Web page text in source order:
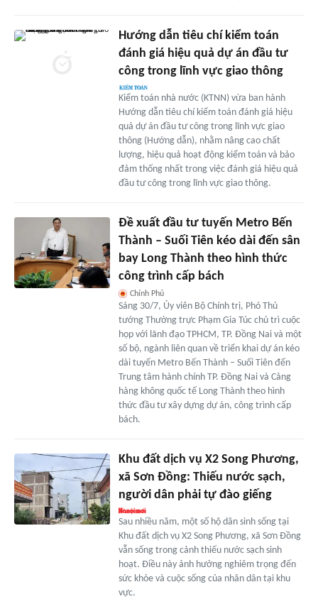
Hướng dẫn tiêu chí kiểm toán
đánh giá hiệu quả dự án đầu tư
công trong lĩnh vực giao thông
Kiểm toán nhà nước (KTNN) vừa ban hành
Hướng dẫn tiêu chí kiểm toán đánh giá hiệu
quả dự án đầu tư công trong lĩnh vực giao
thông (Hướng dẫn), nhằm nâng cao chất
lượng, hiệu quả hoạt động kiểm toán và bảo
đảm thống nhất trong việc đánh giá hiệu quả
đầu tư công trong lĩnh vực giao thông.
Đề xuất đầu tư tuyến Metro Bến
Thành – Suối Tiên kéo dài đến sân
bay Long Thành theo hình thức
công trình cấp bách
Chính Phủ
Sáng 30/7, Ủy viên Bộ Chính trị, Phó Thủ
tướng Thường trực Phạm Gia Túc chủ trì cuộc
họp với lãnh đạo TPHCM, TP. Đồng Nai và một
số bộ, ngành liên quan về triển khai dự án kéo
dài tuyến Metro Bến Thành – Suối Tiên đến
Trung tâm hành chính TP. Đồng Nai và Cảng
hàng không quốc tế Long Thành theo hình
thức đầu tư xây dựng dự án, công trình cấp
bách.
Khu đất dịch vụ X2 Song Phương,
xã Sơn Đồng: Thiếu nước sạch,
người dân phải tự đào giếng
Sau nhiều năm, một số hộ dân sinh sống tại
Khu đất dịch vụ X2 Song Phương, xã Sơn Đồng
vẫn sống trong cảnh thiếu nước sạch sinh
hoạt. Điều này ảnh hưởng nghiêm trọng đến
sức khỏe và cuộc sống của nhân dân tại khu
vực.